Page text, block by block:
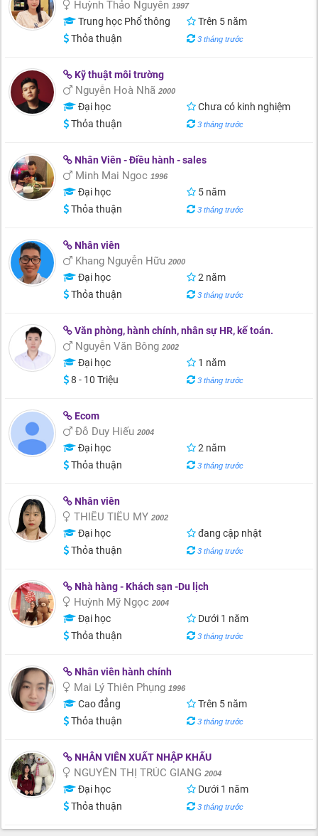
Huỳnh Thảo Nguyên 1997
Trung học Phổ thông
Trên 5 năm
Thỏa thuận
3 tháng trước
Kỹ thuật môi trường
Nguyễn Hoà Nhã 2000
Đại học
Chưa có kinh nghiệm
Thỏa thuận
3 tháng trước
Nhân Viên - Điều hành - sales
Minh Mai Ngoc 1996
Đại học
5 năm
Thỏa thuận
3 tháng trước
Nhân viên
Khang Nguyễn Hữu 2000
Đại học
2 năm
Thỏa thuận
3 tháng trước
Văn phòng, hành chính, nhân sự HR, kế toán.
Nguyễn Văn Bông 2002
Đại học
1 năm
8 - 10 Triệu
3 tháng trước
Ecom
Đỗ Duy Hiếu 2004
Đại học
2 năm
Thỏa thuận
3 tháng trước
Nhân viên
THIỀU TIỂU MY 2002
Đại học
đang cập nhật
Thỏa thuận
3 tháng trước
Nhà hàng - Khách sạn -Du lịch
Huỳnh Mỹ Ngọc 2004
Đại học
Dưới 1 năm
Thỏa thuận
3 tháng trước
Nhân viên hành chính
Mai Lý Thiên Phụng 1996
Cao đẳng
Trên 5 năm
Thỏa thuận
3 tháng trước
NHÂN VIÊN XUẤT NHẬP KHẨU
NGUYỄN THỊ TRÚC GIANG 2004
Đại học
Dưới 1 năm
Thỏa thuận
3 tháng trước